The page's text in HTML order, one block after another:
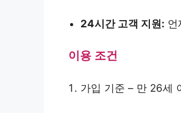
24시간 고객 지원: 언
이용 조건
가입 기준 – 만 26세